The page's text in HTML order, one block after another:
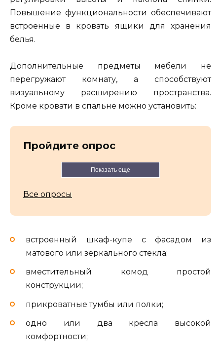
Повышение функциональности обеспечивают
встроенные в кровать ящики для хранения
белья.
Дополнительные предметы мебели не
перегружают комнату, а способствуют
визуальному расширению пространства.
Кроме кровати в спальне можно установить:
Пройдите опрос
Показать еще
Все опросы
встроенный шкаф-купе с фасадом из
матового или зеркального стекла;
вместительный комод простой
конструкции;
прикроватные тумбы или полки;
одно или два кресла высокой
комфортности;